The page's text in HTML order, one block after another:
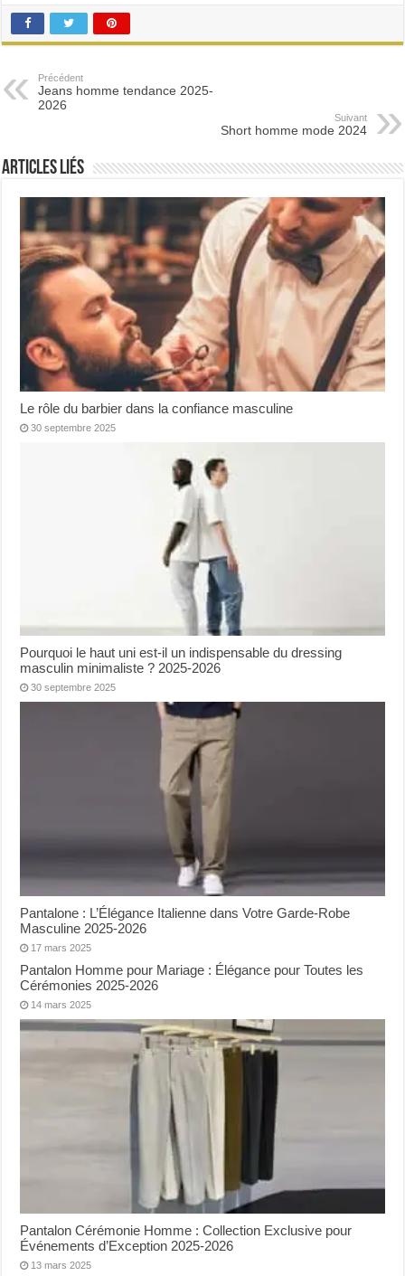
Précédent
Jeans homme tendance 2025-
2026
Suivant
Short homme mode 2024
Articles Liés
Le rôle du barbier dans la confiance masculine
30 septembre 2025
Pourquoi le haut uni est-il un indispensable du dressing
masculin minimaliste ? 2025-2026
30 septembre 2025
Pantalone : L’Élégance Italienne dans Votre Garde-Robe
Masculine 2025-2026
17 mars 2025
Pantalon Homme pour Mariage : Élégance pour Toutes les
Cérémonies 2025-2026
14 mars 2025
Pantalon Cérémonie Homme : Collection Exclusive pour
Événements d’Exception 2025-2026
13 mars 2025